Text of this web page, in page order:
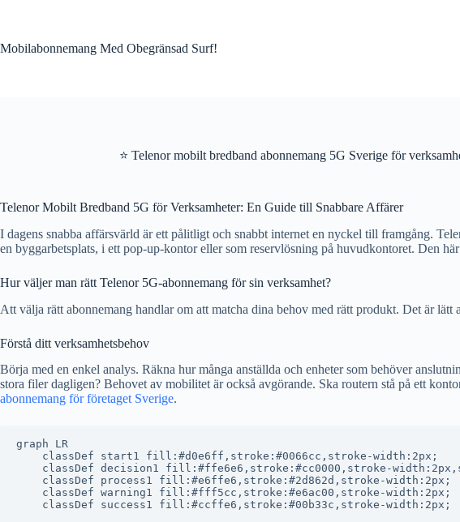
Mobilabonnemang Med Obegränsad Surf!
⭐ Telenor mobilt bredband abonnemang 5G Sverige för
Telenor Mobilt Bredband 5G för Verksamheter: En Guide till Snabbare Affärer
I dagens snabba affärsvärld är ett pålitligt och snabbt internet en nyckel till framgång.
en byggarbetsplats, i ett pop-up-kontor eller som reservlösning på huvudkontoret. Den
Hur väljer man rätt Telenor 5G-abonnemang för sin verksamhet?
Att välja rätt abonnemang handlar om att matcha dina behov med rätt produkt. Det är
Förstå ditt verksamhetsbehov
Börja med en enkel analys. Räkna hur många anställda och enheter som behöver
stora filer dagligen? Behovet av mobilitet är också avgörande. Ska routern stå på ett
abonnemang för företaget Sverige.
graph LR
    classDef start1 fill:#d0e6ff,stroke:#0066cc,stroke-width:2px;
classDef decision1 fill:#ffe6e6,stroke:#cc0000,stroke-
    classDef process1 fill:#e6ffe6,stroke:#2d862d,stroke-width:2px;
    classDef warning1 fill:#fff5cc,stroke:#e6ac00,stroke-width:2px;
    classDef success1 fill:#ccffe6,stroke:#00b33c,stroke-width:2px;